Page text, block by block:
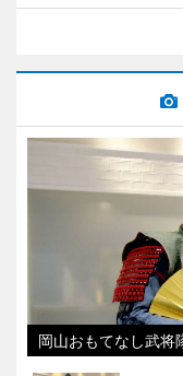
岡山おもてなし武将